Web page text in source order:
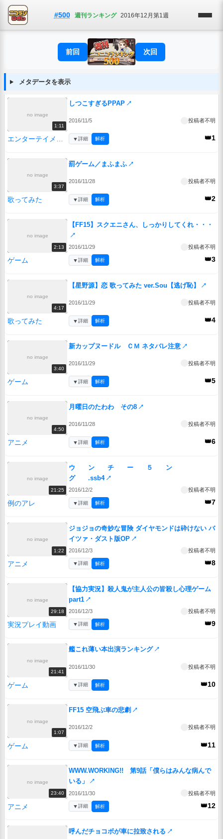
#500 週刊ランキング 2016年12月第1週
前回 次回
メタデータを表示
no image
1:11
しつこすぎるPPAP ↗
2016/11/5 投稿者不明
👑1
▼詳細 解析
no image
3:37
罰ゲーム／まふまふ ↗
2016/11/28 投稿者不明
歌ってみた 👑2
▼詳細 解析
no image
2:13
【FF15】スクエニさん、しっかりしてくれ・・・
↗
2016/11/29 投稿者不明
ゲーム 👑3
▼詳細 解析
no image
4:17
【星野源】恋 歌ってみた ver.Sou【逃げ恥】 ↗
2016/11/29 投稿者不明
歌ってみた 👑4
▼詳細 解析
no image
3:40
新カップヌードル ＣＭ ネタバレ注意 ↗
2016/11/29 投稿者不明
ゲーム 👑5
▼詳細 解析
no image
4:50
月曜日のたわわ その8 ↗
2016/11/28 投稿者不明
アニメ 👑6
▼詳細 解析
no image
21:25
ウ ン チ ー ５ ン
グ .ssb4 ↗
2016/12/2 投稿者不明
例のアレ 👑7
▼詳細 解析
no image
1:22
ジョジョの奇妙な冒険 ダイヤモンドは砕けない バ
イツァ・ダスト版OP ↗
2016/12/3 投稿者不明
アニメ 👑8
▼詳細 解析
no image
29:18
【協力実況】殺人鬼が主人公の皆殺し心理ゲーム
part1 ↗
2016/12/3 投稿者不明
実況プレイ動画 👑9
▼詳細 解析
no image
21:41
艦これ薄い本出演ランキング ↗
2016/11/30 投稿者不明
ゲーム 👑10
▼詳細 解析
no image
1:07
FF15 空飛ぶ車の悲劇 ↗
2016/12/2 投稿者不明
ゲーム 👑11
▼詳細 解析
no image
23:40
WWW.WORKING!! 第9話「僕らはみんな病んで
いる」
↗
2016/11/30 投稿者不明
アニメ 👑12
▼詳細 解析
呼んだチョコボが車に拉致される ↗